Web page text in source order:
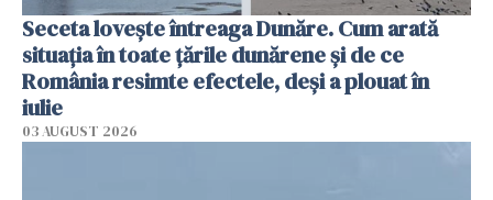
Seceta lovește întreaga Dunăre. Cum arată
situația în toate țările dunărene și de ce
România resimte efectele, deși a plouat în
iulie
03 AUGUST 2026